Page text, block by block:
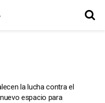
la lucha contra el
espacio para